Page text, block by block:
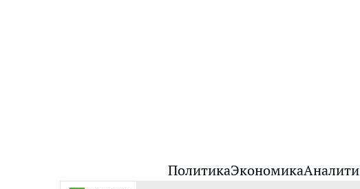
ПолитикаЭкономика